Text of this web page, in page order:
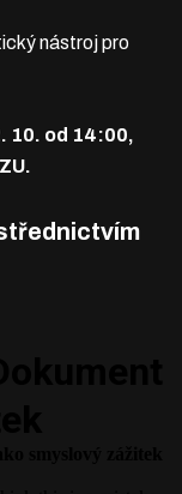
nástroj pro
10. od 14:00,